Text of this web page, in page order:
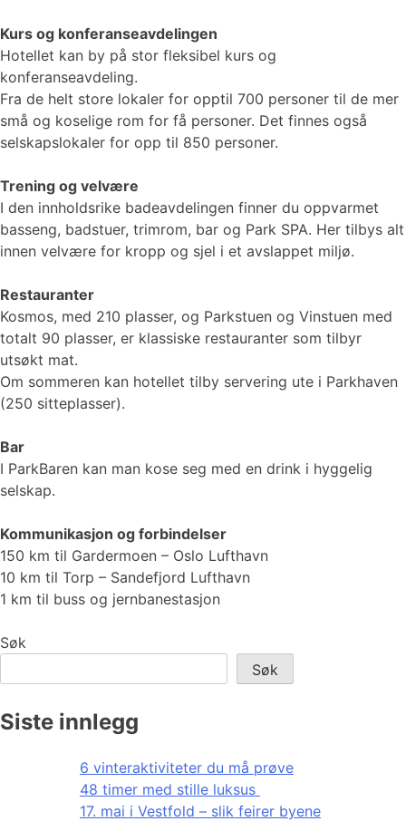
Kurs og konferanseavdelingen
Hotellet kan by på stor fleksibel kurs og
konferanseavdeling.
Fra de helt store lokaler for opptil 700 personer til de mer
små og koselige rom for få personer. Det finnes også
selskapslokaler for opp til 850 personer.
Trening og velvære
I den innholdsrike badeavdelingen finner du oppvarmet
basseng, badstuer, trimrom, bar og Park SPA. Her tilbys alt
innen velvære for kropp og sjel i et avslappet miljø.
Restauranter
Kosmos, med 210 plasser, og Parkstuen og Vinstuen med
totalt 90 plasser, er klassiske restauranter som tilbyr
utsøkt mat.
Om sommeren kan hotellet tilby servering ute i Parkhaven
(250 sitteplasser).
Bar
I ParkBaren kan man kose seg med en drink i hyggelig
selskap.
Kommunikasjon og forbindelser
150 km til Gardermoen – Oslo Lufthavn
10 km til Torp – Sandefjord Lufthavn
1 km til buss og jernbanestasjon
Søk
Søk
Siste innlegg
6 vinteraktiviteter du må prøve
48 timer med stille luksus
17. mai i Vestfold – slik feirer byene